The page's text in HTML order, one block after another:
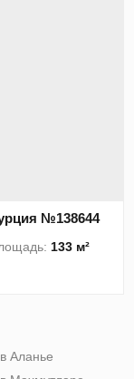
№138644
133 м²
Аланье